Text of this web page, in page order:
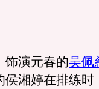
演元春的吴佩
湘婷在排练时